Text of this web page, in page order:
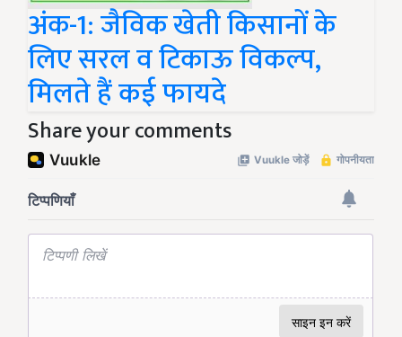
अंक-1: जैविक खेती किसानों के
लिए सरल व टिकाऊ विकल्प,
मिलते हैं कई फायदे
Share your comments